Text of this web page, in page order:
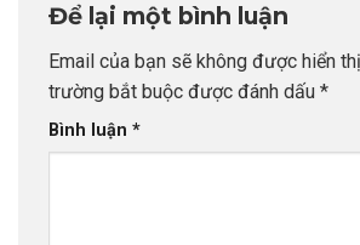
Để lại một bình luận
Email của bạn sẽ không được hiển
trường bắt buộc được đánh dấu *
Bình luận *